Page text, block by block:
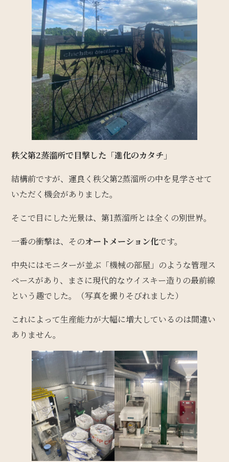
秩父第2蒸溜所で目撃した「進化のカタチ」
結構前ですが、運良く秩父第2蒸溜所の中を見学させて
いただく機会がありました。
そこで目にした光景は、第1蒸溜所とは全くの別世界。
一番の衝撃は、そのオートメーション化です。
中央にはモニターが並ぶ「機械の部屋」のような管理ス
ペースがあり、まさに現代的なウイスキー造りの最前線
という趣でした。（写真を撮りそびれました）
これによって生産能力が大幅に増大しているのは間違い
ありません。